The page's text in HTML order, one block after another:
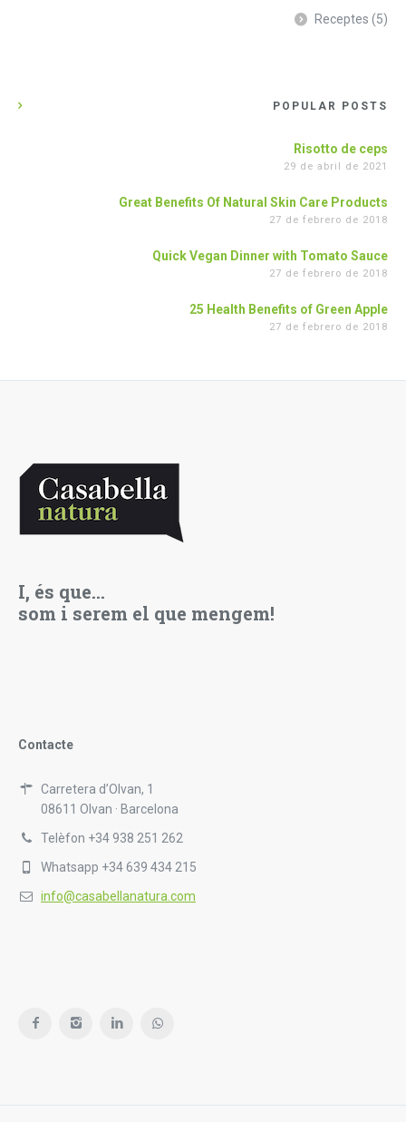
Receptes (5)
POPULAR POSTS
Risotto de ceps
29 de abril de 2021
Great Benefits Of Natural Skin Care Products
27 de febrero de 2018
Quick Vegan Dinner with Tomato Sauce
27 de febrero de 2018
25 Health Benefits of Green Apple
27 de febrero de 2018
I, és que…
som i serem el que mengem!
Contacte
Carretera d’Olvan, 1
08611 Olvan · Barcelona
Telèfon +34 938 251 262
Whatsapp +34 639 434 215
info@casabellanatura.com